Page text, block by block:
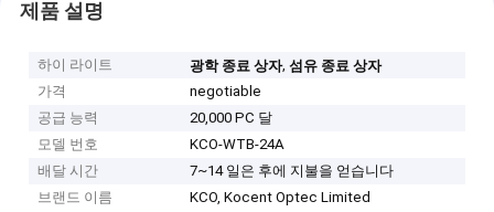
제품 설명
하이 라이트 광학 종료 상자,섬유 종료 상자
가격
negotiable
공급 능력
20,000 PC 달
모델 번호
KCO-WTB-24A
배달 시간
7~14 일은 후에 지불을 얻습니다
브랜드 이름
KCO, Kocent Optec Limited